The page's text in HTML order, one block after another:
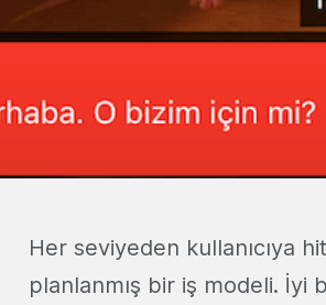
Her seviyeden kullanıcıya
planlanmış bir iş modeli. İyi